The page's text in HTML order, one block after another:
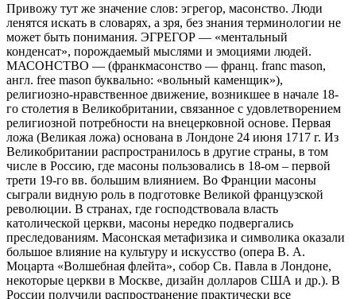
Привожу тут же значение слов: эгрегор, масонство. Люди
ленятся искать в словарях, а зря, без знания терминологии не
может быть понимания. ЭГРЕГОР — «ментальный
конденсат», порождаемый мыслями и эмоциями людей.
МАСОНСТВО — (франкмасонство — франц. franc mason,
англ. free mason буквально: «вольный каменщик»),
религиозно-нравственное движение, возникшее в начале 18-
го столетия в Великобритании, связанное с удовлетворением
религиозной потребности на внецерковной основе. Первая
ложа (Великая ложа) основана в Лондоне 24 июня 1717 г. Из
Великобритании распространилось в другие страны, в том
числе в Россию, где масоны пользовались в 18-ом – первой
трети 19-го вв. большим влиянием. Во Франции масоны
сыграли видную роль в подготовке Великой французской
революции. В странах, где господствовала власть
католической церкви, масоны нередко подвергались
преследованиям. Масонская метафизика и символика оказали
большое влияние на культуру и искусство (опера В. А.
Моцарта «Волшебная флейта», собор Св. Павла в Лондоне,
некоторые церкви в Москве, дизайн долларов США и др.). В
России получили распространение практически все